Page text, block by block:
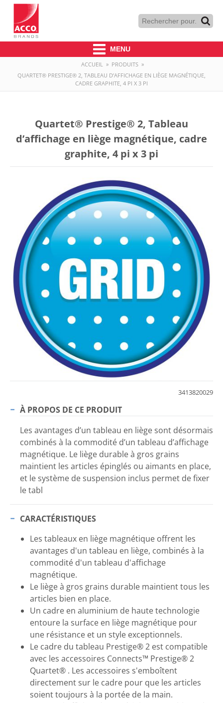
MENU
ACCUEIL » PRODUITS »
QUARTET® PRESTIGE® 2, TABLEAU D’AFFICHAGE EN LIÈGE MAGNÉTIQUE,
CADRE GRAPHITE, 4 PI X 3 PI
Quartet® Prestige® 2, Tableau
d’affichage en liège magnétique, cadre
graphite, 4 pi x 3 pi
3413820029
À PROPOS DE CE PRODUIT
Les avantages d’un tableau en liège sont désormais
combinés à la commodité d’un tableau d’affichage
magnétique. Le liège durable à gros grains
maintient les articles épinglés ou aimants en place,
et le système de suspension inclus permet de fixer
le tabl
CARACTÉRISTIQUES
Les tableaux en liège magnétique offrent les
avantages d'un tableau en liège, combinés à la
commodité d'un tableau d'affichage
magnétique.
Le liège à gros grains durable maintient tous les
articles bien en place.
Un cadre en aluminium de haute technologie
entoure la surface en liège magnétique pour
une résistance et un style exceptionnels.
Le cadre du tableau Prestige® 2 est compatible
avec les accessoires Connects™ Prestige® 2
Quartet® . Les accessoires s'emboîtent
directement sur le cadre pour que les articles
soient toujours à la portée de la main.